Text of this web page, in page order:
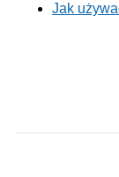
Jak